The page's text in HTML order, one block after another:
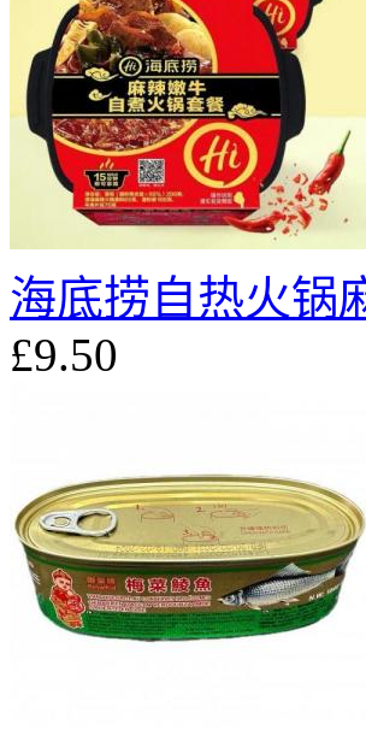
海底捞自热火锅
£9.50